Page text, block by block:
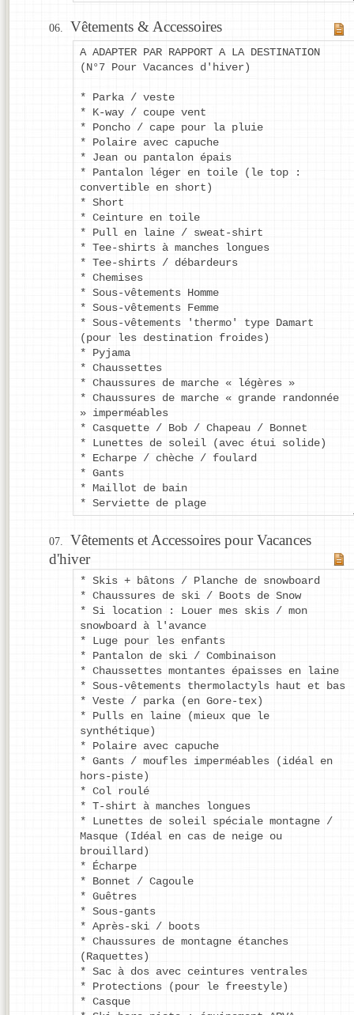
Vêtements & Accessoires
A ADAPTER PAR RAPPORT A LA DESTINATION
(N°7 Pour Vacances d'hiver)
* Parka / veste
* K-way / coupe vent
* Poncho / cape pour la pluie
* Polaire avec capuche
* Jean ou pantalon épais
* Pantalon léger en toile (le top :
convertible en short)
* Short
* Ceinture en toile
* Pull en laine / sweat-shirt
* Tee-shirts à manches longues
* Tee-shirts / débardeurs
* Chemises
* Sous-vêtements Homme
* Sous-vêtements Femme
* Sous-vêtements 'thermo' type Damart
(pour les destination froides)
* Pyjama
* Chaussettes
* Chaussures de marche « légères »
* Chaussures de marche « grande randonnée
» imperméables
* Casquette / Bob / Chapeau / Bonnet
* Lunettes de soleil (avec étui solide)
* Echarpe / chèche / foulard
* Gants
* Maillot de bain
* Serviette de plage
Vêtements et Accessoires pour Vacances
d'hiver
* Skis + bâtons / Planche de snowboard
* Chaussures de ski / Boots de Snow
* Si location : Louer mes skis / mon
snowboard à l'avance
* Luge pour les enfants
* Pantalon de ski / Combinaison
* Chaussettes montantes épaisses en laine
* Sous-vêtements thermolactyls haut et bas
* Veste / parka (en Gore-tex)
* Pulls en laine (mieux que le
synthétique)
* Polaire avec capuche
* Gants / moufles imperméables (idéal en
hors-piste)
* Col roulé
* T-shirt à manches longues
* Lunettes de soleil spéciale montagne /
Masque (Idéal en cas de neige ou
brouillard)
* Écharpe
* Bonnet / Cagoule
* Guêtres
* Sous-gants
* Après-ski / boots
* Chaussures de montagne étanches
(Raquettes)
* Sac à dos avec ceintures ventrales
* Protections (pour le freestyle)
* Casque